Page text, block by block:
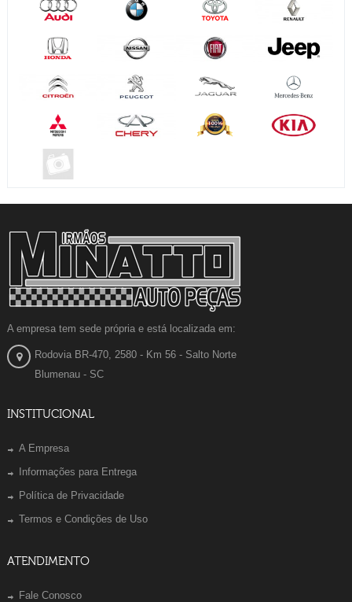
A empresa tem sede própria e está localizada em:
Rodovia BR-470, 2580 - Km 56 - Salto Norte
Blumenau - SC
INSTITUCIONAL
A Empresa
Informações para Entrega
Política de Privacidade
Termos e Condições de Uso
ATENDIMENTO
Fale Conosco